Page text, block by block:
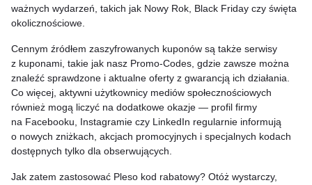
ważnych wydarzeń, takich jak Nowy Rok, Black Friday czy święta
okolicznościowe.
Cennym źródłem zaszyfrowanych kuponów są także serwisy
z kuponami, takie jak nasz Promo-Codes, gdzie zawsze można
znaleźć sprawdzone i aktualne oferty z gwarancją ich działania.
Co więcej, aktywni użytkownicy mediów społecznościowych
również mogą liczyć na dodatkowe okazje — profil firmy
na Facebooku, Instagramie czy LinkedIn regularnie informują
o nowych zniżkach, akcjach promocyjnych i specjalnych kodach
dostępnych tylko dla obserwujących.
Jak zatem zastosować Pleso kod rabatowy? Otóż wystarczy,